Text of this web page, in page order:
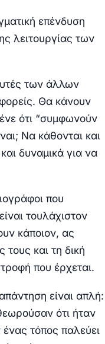
επένδυση
λειτουργίας των
των άλλων
Θα κάνουν
ότι “συμφωνούν
Να κάθονται και
δυναμικά για να
που
τουλάχιστον
κάποιον, ας
και τη δική
που έρχεται.
είναι απλή:
ότι ήταν
τόπος παλεύει